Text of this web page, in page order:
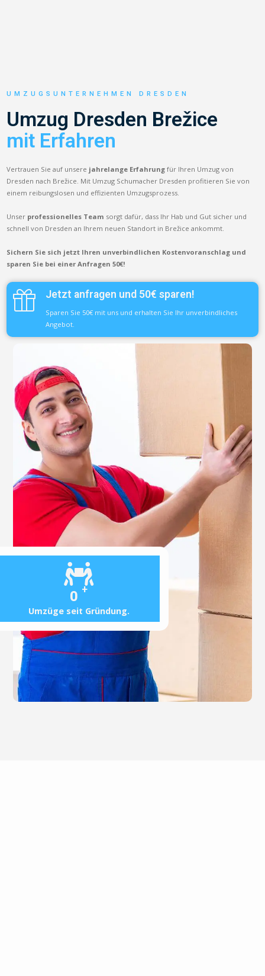
0 +
Umzüge seit Gründung.
UMZUGSUNTERNEHMEN DRESDEN
Umzug Dresden Brežice
mit Erfahren
Vertrauen Sie auf unsere jahrelange Erfahrung für Ihren Umzug von
Dresden nach Brežice. Mit Umzug Schumacher Dresden profitieren Sie von
einem reibungslosen und effizienten Umzugsprozess.
Unser professionelles Team sorgt dafür, dass Ihr Hab und Gut sicher und
schnell von Dresden an Ihrem neuen Standort in Brežice ankommt.
Sichern Sie sich jetzt Ihren unverbindlichen Kostenvoranschlag und
sparen Sie bei einer Anfragen 50€!
Jetzt anfragen und 50€ sparen!
Sparen Sie 50€ mit uns und erhalten Sie Ihr unverbindliches
Angebot.